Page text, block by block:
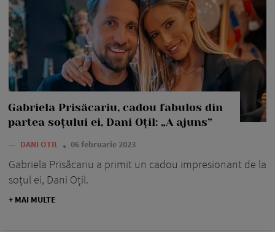
Gabriela Prisăcariu, cadou fabulos din
partea soțului ei, Dani Oțil: „A ajuns”
— DANI OTIL 06 februarie 2023
Gabriela Prisăcariu a primit un cadou impresionant de la
soțul ei, Dani Oțil.
+ MAI MULTE